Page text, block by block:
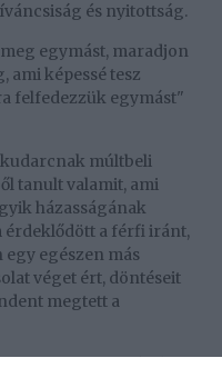
és nyitottság.
egymást, maradjon
ami képessé tesz
felfedezzük egymást"
múltbeli
tanult valamit, ami
házasságának
érdeklődött a férfi iránt,
egy egészen más
véget ért, döntéseit
megtett a